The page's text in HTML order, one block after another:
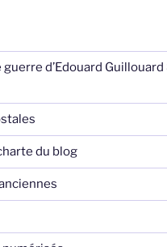
d’Edouard Guillouard
du blog